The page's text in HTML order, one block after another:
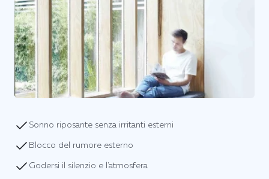
Sonno riposante senza irritanti esterni
Blocco del rumore esterno
Godersi il silenzio e l'atmosfera